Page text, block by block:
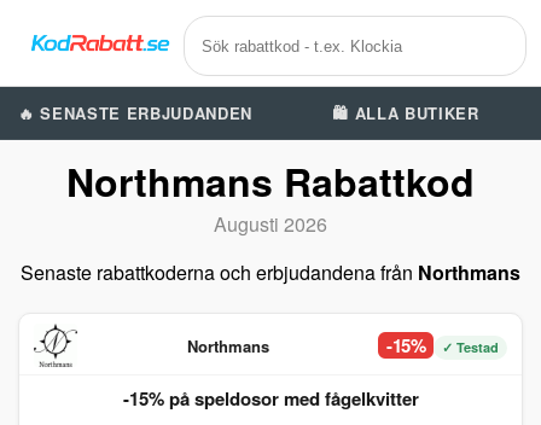
🔥 SENASTE ERBJUDANDEN 🛍️ ALLA BUTIKER
Northmans Rabattkod
Augusti 2026
Senaste rabattkoderna och erbjudandena från Northmans
Northmans -15% ✓ Testad
-15% på speldosor med fågelkvitter